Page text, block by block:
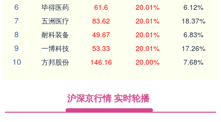
6 毕得医药 61.6 20.01% 6.12%
7 五洲医疗 83.62 20.01% 18.37%
8 耐科装备 49.67 20.01% 6.83%
9 一博科技 53.33 20.01% 17.26%
10 方邦股份 146.16 20.00% 7.68%
沪深京行情 实时轮播